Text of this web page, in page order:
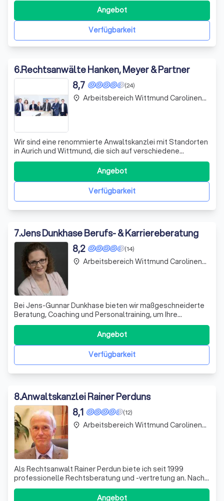
unterstütze ich bei Spannungen im Team,
Führungsfragen, Rollenunklarheiten und
Veränderungsprozessen. Privat begleite ich bei Konflikten
Verfügbarkeit
Angebot
6.Rechtsanwälte Hanken, Meyer & Partner
(24)
8,7
Wir sind eine renommierte Anwaltskanzlei mit Standorten
in Aurich und Wittmund, die sich auf verschiedene
Rechtsgebiete spezialisiert hat. Unser Team besteht aus
erfahrenen Anwälten und Notaren, die Ihnen in
schwierigen Zeiten zur Seite stehen. Ob es sich um
Unfallschäden, Familienrecht, Arbeitsrech
Verfügbarkeit
Angebot
place Arbeitsbereich Wittmund Carolinensiel
7.Jens Dunkhase Berufs- & Karriereberatung
(14)
8,2
Bei Jens-Gunnar Dunkhase bieten wir maßgeschneiderte
Beratung, Coaching und Personaltraining, um Ihre
beruflichen und persönlichen Ziele zu erreichen. Unsere
Workshops und individuellen Sitzungen sind darauf
ausgerichtet, Ihre Potenziale voll auszuschöpfen und
Ihnen klare Zukunftsperspektiven zu erö
Verfügbarkeit
Angebot
place Arbeitsbereich Wittmund Carolinensiel
8.Anwaltskanzlei Rainer Perduns
(12)
8,1
Als Rechtsanwalt Rainer Perdun biete ich seit 1999
professionelle Rechtsberatung und -vertretung an. Nach
meinem Jurastudium in Göttingen und Referendariat am
Landesgericht Oldenburg, war ich zunächst in
Angebot
place Arbeitsbereich Wittmund Carolinensiel